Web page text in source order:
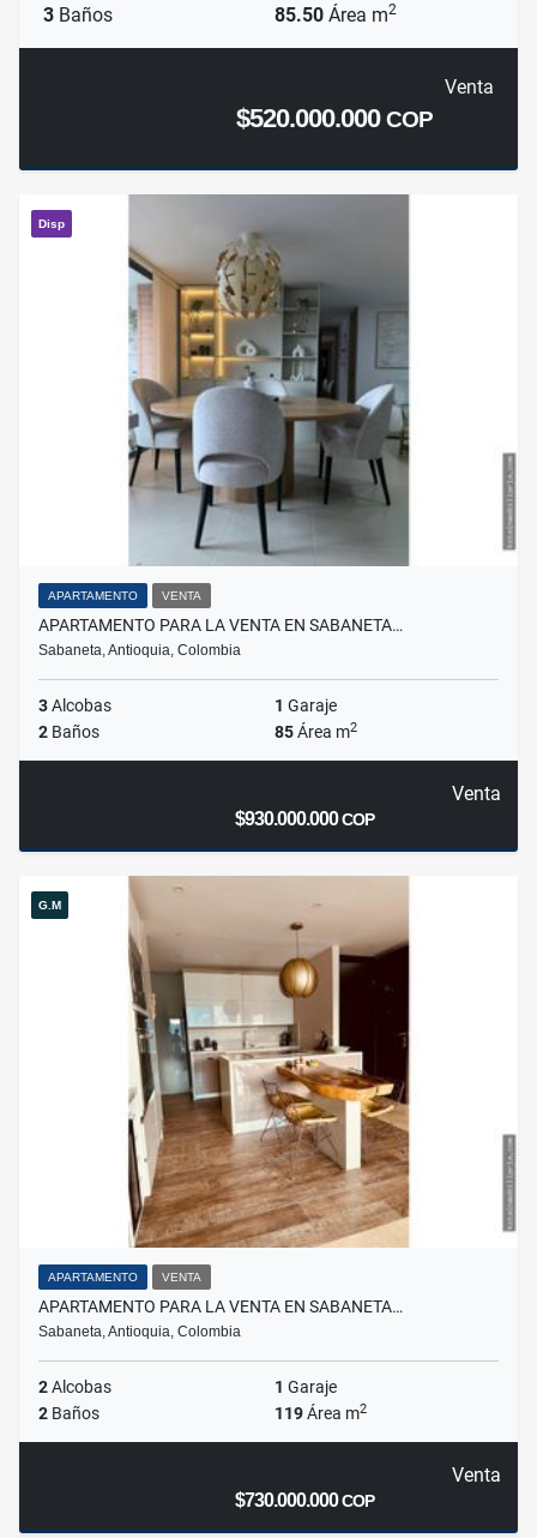
3 Baños 85.50 Área m2
Venta
$520.000.000COP
Disp
APARTAMENTO VENTA
APARTAMENTO PARA LA VENTA EN SABANETA…
Sabaneta, Antioquia, Colombia
3Alcobas 1 Garaje
2 Baños 85Área m2
Venta
$930.000.000COP
G.M
APARTAMENTO VENTA
APARTAMENTO PARA LA VENTA EN SABANETA…
Sabaneta, Antioquia, Colombia
2Alcobas 1 Garaje
2 Baños 119Área m2
Venta
$730.000.000COP